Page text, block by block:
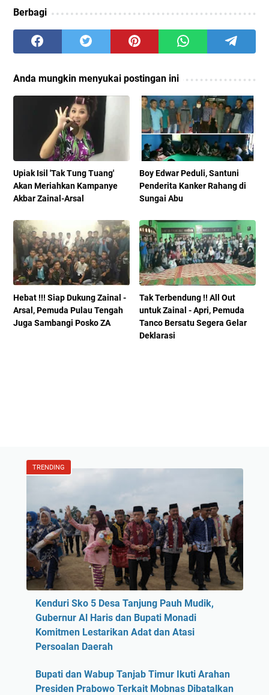
Berbagi
Anda mungkin menyukai postingan ini
Upiak Isil 'Tak Tung Tuang'
Akan Meriahkan Kampanye
Akbar Zainal-Arsal
Boy Edwar Peduli, Santuni
Penderita Kanker Rahang di
Sungai Abu
Hebat !!! Siap Dukung Zainal -
Arsal, Pemuda Pulau Tengah
Juga Sambangi Posko ZA
Tak Terbendung !! All Out
untuk Zainal - Apri, Pemuda
Tanco Bersatu Segera Gelar
Deklarasi
TRENDING
Kenduri Sko 5 Desa Tanjung Pauh Mudik,
Gubernur Al Haris dan Bupati Monadi
Komitmen Lestarikan Adat dan Atasi
Persoalan Daerah
Bupati dan Wabup Tanjab Timur Ikuti Arahan
Presiden Prabowo Terkait Mobnas Dibatalkan